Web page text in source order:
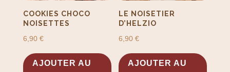
COOKIES CHOCO
NOISETTES
6,90 €
AJOUTER AU
LE NOISETIER
D’HELZIO
6,90€
AJOUTER AU